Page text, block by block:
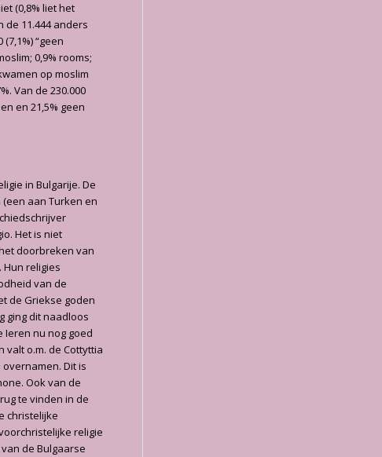
(0,8% liet het
de 11.444 anders
“geen
0,9% rooms;
op moslim
Van de 230.000
en 21,5% geen
in Bulgarije. De
aan Turken en
Het is niet
doorbreken van
religies
van de
de Griekse goden
ging dit naadloos
Ieren nu nog goed
valt o.m. de Cottyttia
Dit is
Ook van de
te vinden in de
christelijke
religie
de Bulgaarse